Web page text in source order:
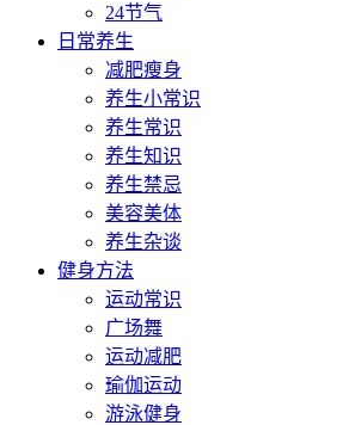
24节气
日常养生
减肥瘦身
养生小常识
养生常识
养生知识
养生禁忌
美容美体
养生杂谈
健身方法
运动常识
广场舞
运动减肥
瑜伽运动
游泳健身